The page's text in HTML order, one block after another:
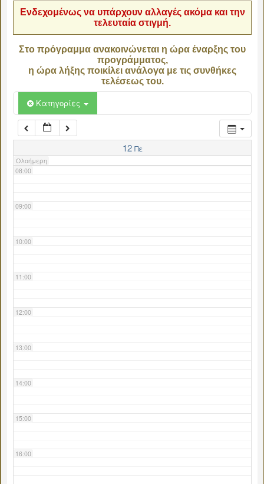
Ενδεχομένως να υπάρχουν αλλαγές ακόμα και την
τελευταία στιγμή.
Στο πρόγραμμα ανακοινώνεται η ώρα έναρξης του
προγράμματος,
η ώρα λήξης ποικίλει ανάλογα με τις συνθήκες
τελέσεως του.
Κατηγορίες
12 Πε
Ολοήμερη
06:00
07:00
08:00
09:00
10:00
11:00
12:00
13:00
14:00
15:00
16:00